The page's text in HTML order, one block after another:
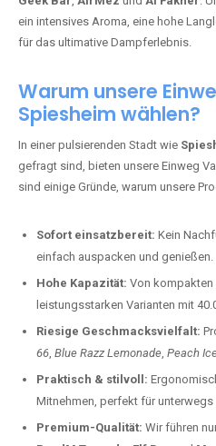
ein intensives Aroma, eine hohe
für das ultimative Dampferlebnis.
Warum unsere
Spiesheim wählen?
In einer pulsierenden Stadt wie
gefragt sind, bieten unsere Einweg
sind einige Gründe, warum unsere
Sofort einsatzbereit: Kein
einfach auspacken und genießen.
Hohe Kapazität: Von kompakten
leistungsstarken Varianten mit
Riesige Geschmacksvielfalt:
66, Blue Razz Lemonade, Peach
Praktisch & stilvoll:
Mitnehmen, perfekt für unterwegs
Premium-Qualität: Wir führen